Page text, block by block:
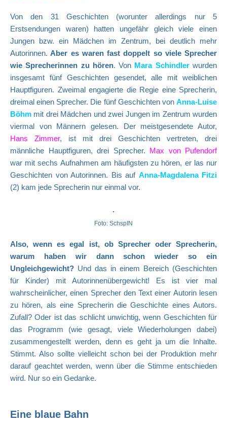
Von den 31 Geschichten (worunter allerdings nur 5
Erstsendungen waren) hatten ungefähr gleich viele einen
Jungen bzw. ein Mädchen im Zentrum, bei deutlich mehr
Autorinnen. Aber es waren fast doppelt so viele Sprecher
wie Sprecherinnen zu hören. Von Mara Schindlerwurden
insgesamt fünf Geschichten gesendet, alle mit weiblichen
Hauptfiguren. Zweimal engagierte die Regie eine Sprecherin,
dreimal einen Sprecher. Die fünf Geschichten von Anna-Luise
Böhm mit drei Mädchen und zwei Jungen im Zentrum wurden
viermal von Männern gelesen. Der meistgesendete Autor,
Hans Zimmer, ist mit drei Geschichten vertreten, drei
männliche Hauptfiguren, drei Sprecher. Max von Pufendorf
war mit sechs Aufnahmen am häufigsten zu hören, er las nur
Geschichten von Autorinnen. Bis auf Anna-Magdalena Fitzi
(2) kam jede Sprecherin nur einmal vor.
Foto: SchspIN
Also, wenn es egal ist, ob Sprecher oder Sprecherin,
warum haben wir dann schon wieder so ein
Ungleichgewicht? Und das in einem Bereich (Geschichten
für Kinder) mit Autorinnenübergewicht! Es ist vier mal
wahrscheinlicher, einen Sprecher den Text einer Autorin lesen
zu hören, als eine Sprecherin die Geschichte eines Autors.
Zufall? Oder ist das schlicht unwichtig, wenn Geschichten für
das Programm (wie gesagt, viele Wiederholungen dabei)
zusammengestellt werden, denn es geht ja um die Inhalte.
Stimmt. Also sollte vielleicht schon bei der Produktion mehr
darauf geachtet werden, wenn über die Stimme entschieden
wird. Nur so ein Gedanke.
Eine blaue Bahn